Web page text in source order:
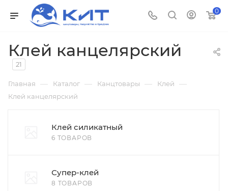
0
Клей канцелярский
21
Главная — Каталог — Канцтовары — Клей —
Клей канцелярский
Клей силикатный
6 ТОВАРОВ
Супер-клей
8 ТОВАРОВ